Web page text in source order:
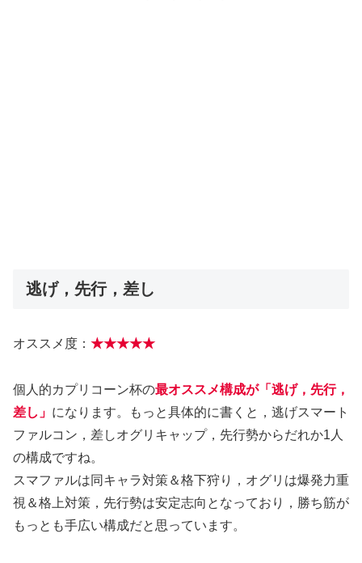
逃げ，先行，差し
オススメ度： ★★★★★
個人的カプリコーン杯の最オススメ構成が「逃げ，先行，
差し」 になります。もっと具体的に書くと，逃げスマート
ファルコン，差しオグリキャップ，先行勢からだれか1人
の構成ですね。
スマファルは同キャラ対策＆格下狩り，オグリは爆発力重
視＆格上対策，先行勢は安定志向となっており，勝ち筋が
もっとも手広い構成だと思っています。